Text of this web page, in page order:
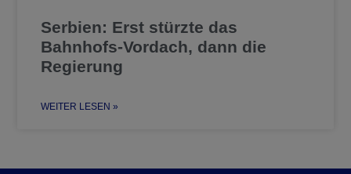
Serbien: Erst stürzte das
Bahnhofs-Vordach, dann die
Regierung
WEITER LESEN »